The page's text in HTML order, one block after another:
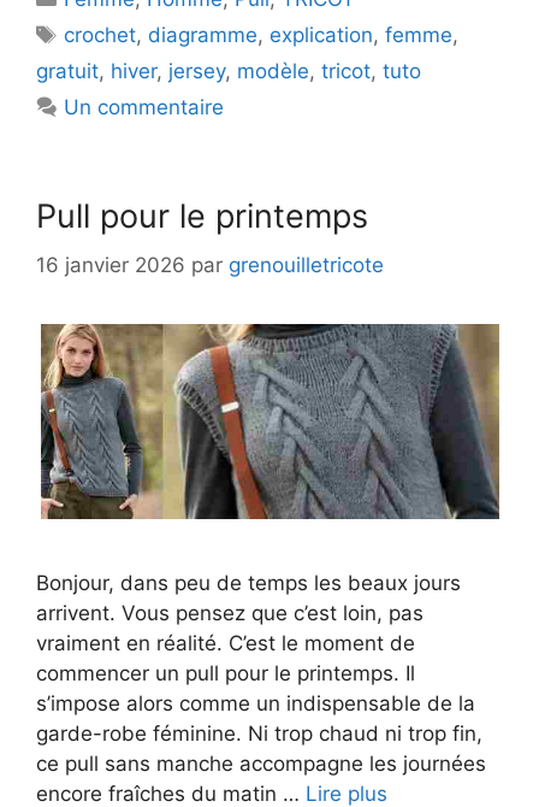
Étiquettes
crochet, diagramme, explication,femme,
gratuit, hiver, jersey, modèle, tricot, tuto
Un commentaire
Pull pour le printemps
16 janvier 2026 par grenouilletricote
Bonjour, dans peu de temps les beaux jours
arrivent. Vous pensez que c’est loin, pas
vraiment en réalité. C’est le moment de
commencer un pull pour le printemps. Il
s’impose alors comme un indispensable de la
garde-robe féminine. Ni trop chaud ni trop fin,
ce pull sans manche accompagne les journées
encore fraîches du matin … Lire plus